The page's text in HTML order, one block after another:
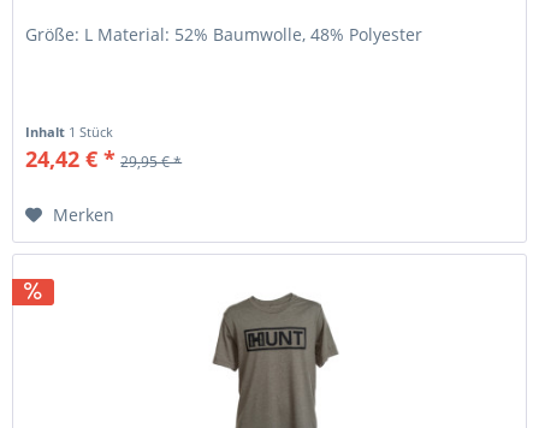
Größe: L Material: 52% Baumwolle, 48% Polyester
Inhalt 1 Stück
24,42 € * 29,95 € *
Merken